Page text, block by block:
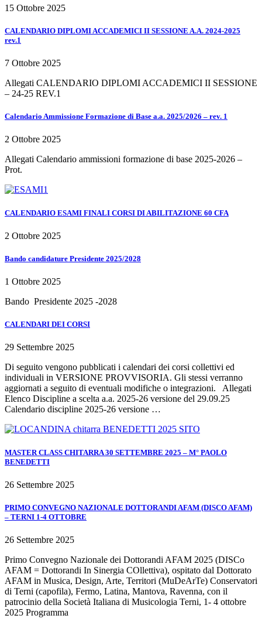
15 Ottobre 2025
CALENDARIO DIPLOMI ACCADEMICI II SESSIONE A.A. 2024-2025
rev.1
7 Ottobre 2025
Allegati CALENDARIO DIPLOMI ACCADEMICI II SESSIONE
– 24-25 REV.1
Calendario Ammissione Formazione di Base a.a. 2025/2026 – rev. 1
2 Ottobre 2025
Allegati Calendario ammissioni formazione di base 2025-2026 –
Prot.
CALENDARIO ESAMI FINALI CORSI DI ABILITAZIONE 60 CFA
2 Ottobre 2025
Bando candidature Presidente 2025/2028
1 Ottobre 2025
Bando Presidente 2025 -2028
CALENDARI DEI CORSI
29 Settembre 2025
Di seguito vengono pubblicati i calendari dei corsi collettivi ed
individuali in VERSIONE PROVVISORIA. Gli stessi verranno
aggiornati a seguito di eventuali modifiche o integrazioni. Allegati
Elenco Discipline a scelta a.a. 2025-26 versione del 29.09.25
Calendario discipline 2025-26 versione …
MASTER CLASS CHITARRA 30 SETTEMBRE 2025 – M° PAOLO
BENEDETTI
26 Settembre 2025
PRIMO CONVEGNO NAZIONALE DOTTORANDI AFAM (DISCO AFAM)
– TERNI 1-4 OTTOBRE
26 Settembre 2025
Primo Convegno Nazionale dei Dottorandi AFAM 2025 (DISCo
AFAM = Dottorandi In Sinergia COllettiva), ospitato dal Dottorato
AFAM in Musica, Design, Arte, Territori (MuDeArTe) Conservatori
di Terni (capofila), Fermo, Latina, Mantova, Ravenna, con il
patrocinio della Società Italiana di Musicologia Terni, 1- 4 ottobre
2025 Programma